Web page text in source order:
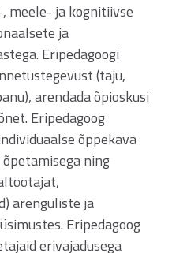
meele- ja kognitiivse
ja
Eripedagoogi
(taju,
arendada õpioskusi
Eripedagoog
õppekava
ning
arenguliste ja
Eripedagoog
erivajadusega